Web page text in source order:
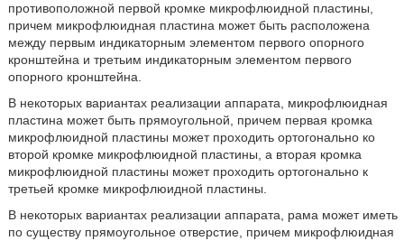
противоположной первой кромке микрофлюидной пластины,
причем микрофлюидная пластина может быть расположена
между первым индикаторным элементом первого опорного
кронштейна и третьим индикаторным элементом первого
опорного кронштейна.
В некоторых вариантах реализации аппарата, микрофлюидная
пластина может быть прямоугольной, причем первая кромка
микрофлюидной пластины может проходить ортогонально ко
второй кромке микрофлюидной пластины, а вторая кромка
микрофлюидной пластины может проходить ортогонально к
третьей кромке микрофлюидной пластины.
В некоторых вариантах реализации аппарата, рама может иметь
по существу прямоугольное отверстие, причем микрофлюидная